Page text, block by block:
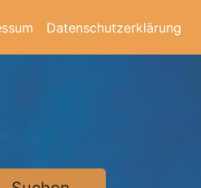
Datenschutzerklärung